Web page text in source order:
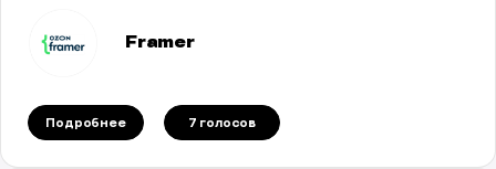
Framer
Подробнее 7 голосов